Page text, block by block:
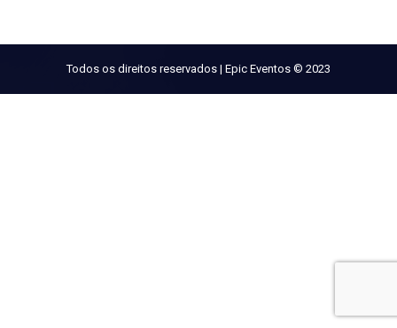
Todos os direitos reservados | Epic Eventos © 2023